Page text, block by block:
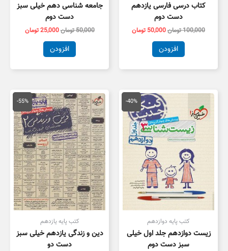
کتاب درسی فارسی یازدهم
دست دوم
100,000تومان50,000 تومان
افزودن
جامعه شناسی دهم خیلی سبز
دست دوم
50,000تومان25,000تومان
افزودن
-40%
کتب پایه دوازدهم
زیست دوازدهم جلد اول خیلی
سبز دست دوم
قیمت
اصلی
55,000 تومان
بود.
قیمت
فعلی
33,000 تومان
است.
-55%
کتب پایه یازدهم
دین و زندگی یازدهم خیلی سبز
دست دو
قیمت
اصلی
55,000 تومان
بود.
قیمت
فعلی
است.